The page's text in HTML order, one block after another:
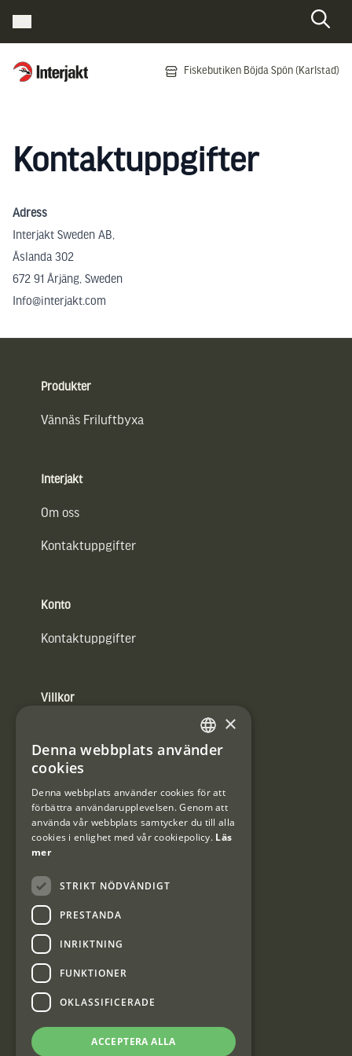
Interjakt SE Fiskebutiken Böjda Spön (Karlstad)
Kontaktuppgifter
Adress
Interjakt Sweden AB,
Åslanda 302
672 91 Årjäng, Sweden
Info@interjakt.com
Produkter
Vännäs Friluftbyxa
Interjakt
Om oss
Kontaktuppgifter
Konto
Kontaktuppgifter
Villkor
Användarvillkor
#Interjaktfamily
Kundklubb
Information om kundklubben.
Interjakt SE
Interjakt Sweden AB, Årjäng
SWEDISH
×
Denna webbplats använder
cookies
Denna webbplats använder cookies för att
förbättra användarupplevelsen. Genom att
använda vår webbplats samtycker du till alla
cookies i enlighet med vår cookiepolicy. Läs
mer
STRIKT NÖDVÄNDIGT
PRESTANDA
INRIKTNING
FUNKTIONER
OKLASSIFICERADE
ACCEPTERA ALLA